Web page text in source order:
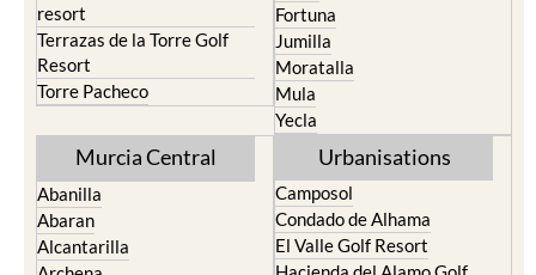
resort
Terrazas de la Torre Golf
Resort
Torre Pacheco
Fortuna
Jumilla
Moratalla
Mula
Yecla
Murcia Central
Abanilla
Abaran
Alcantarilla
Urbanisations
Camposol
Condado de Alhama
El Valle Golf Resort